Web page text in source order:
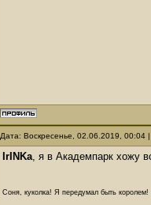
Дата: Воскресенье, 02.06.2019,
IrINKa, я в Академпарк хожу
Соня, куколка! Я передумал быть